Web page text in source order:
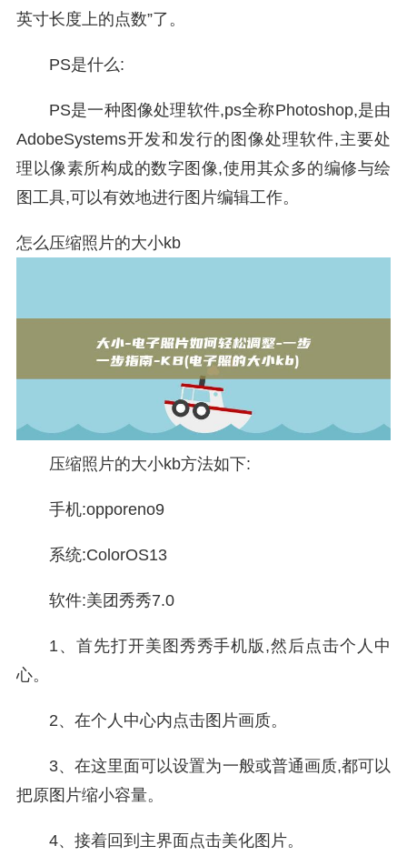
英寸长度上的点数”了。
PS是什么:
PS是一种图像处理软件,ps全称Photoshop,是由
AdobeSystems开发和发行的图像处理软件,主要处
理以像素所构成的数字图像,使用其众多的编修与绘
图工具,可以有效地进行图片编辑工作。
怎么压缩照片的大小kb
压缩照片的大小kb方法如下:
手机:opporeno9
系统:ColorOS13
软件:美团秀秀7.0
1、首先打开美图秀秀手机版,然后点击个人中
心。
2、在个人中心内点击图片画质。
3、在这里面可以设置为一般或普通画质,都可以
把原图片缩小容量。
4、接着回到主界面点击美化图片。